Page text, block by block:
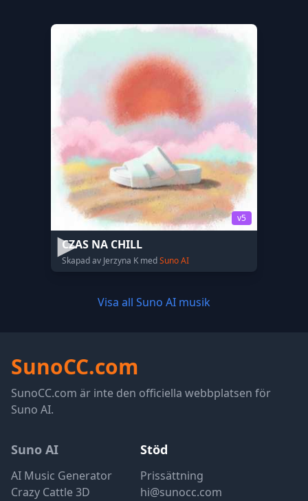
v5
CZAS NA CHILL
Skapad av Jerzyna K medSuno AI
Visa all Suno AI musik
SunoCC.com
SunoCC.com är inte den officiella webbplatsen för
Suno AI.
Suno AI
AI Music Generator
Crazy Cattle 3D
Stöd
Prissättning
hi@sunocc.com